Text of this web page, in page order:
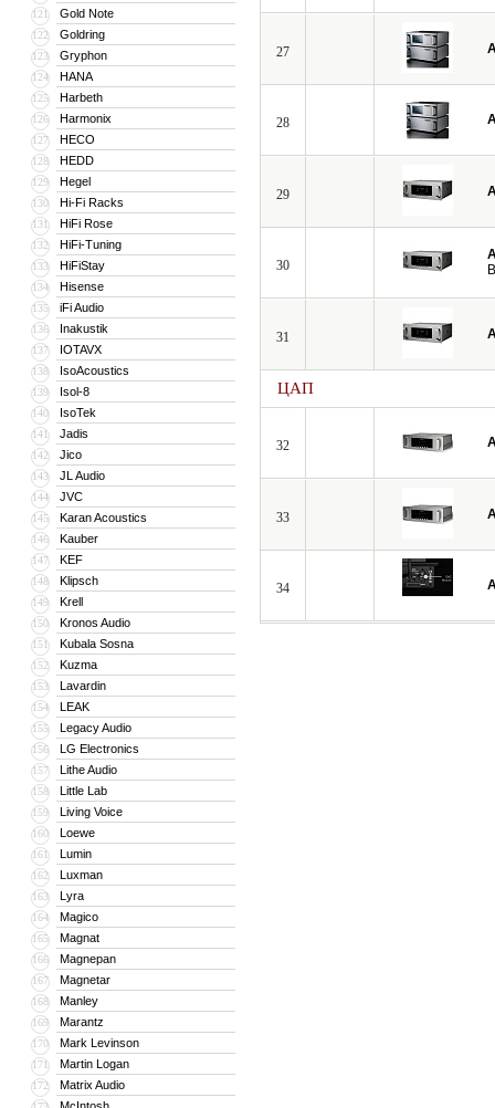
121 Gold Note
122 Goldring
123 Gryphon
124 HANA
125 Harbeth
126 Harmonix
127 HECO
128 HEDD
129 Hegel
130 Hi-Fi Racks
131 HiFi Rose
132 HiFi-Tuning
133 HiFiStay
134 Hisense
135 iFi Audio
136 Inakustik
137 IOTAVX
138 IsoAcoustics
139 Isol-8
140 IsoTek
141 Jadis
142 Jico
143 JL Audio
144 JVC
145 Karan Acoustics
146 Kauber
147 KEF
148 Klipsch
149 Krell
150 Kronos Audio
151 Kubala Sosna
152 Kuzma
153 Lavardin
154 LEAK
155 Legacy Audio
156 LG Electronics
157 Lithe Audio
158 Little Lab
159 Living Voice
160 Loewe
161 Lumin
162 Luxman
163 Lyra
164 Magico
165 Magnat
166 Magnepan
167 Magnetar
168 Manley
169 Marantz
170 Mark Levinson
171 Martin Logan
172 Matrix Audio
27
28
29
30
31
ЦАП
32
33
34